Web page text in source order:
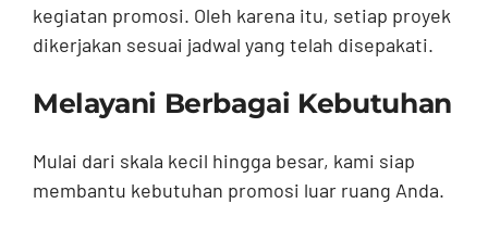
kegiatan promosi. Oleh karena itu, setiap proyek
dikerjakan sesuai jadwal yang telah disepakati.
Melayani Berbagai Kebutuhan
Mulai dari skala kecil hingga besar, kami siap
membantu kebutuhan promosi luar ruang Anda.